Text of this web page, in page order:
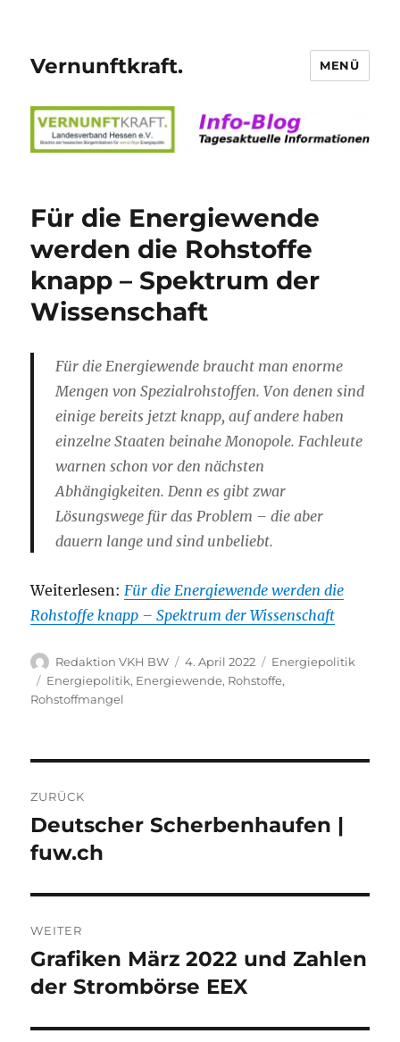
Vernunftkraft. MENÜ
Für die Energiewende
werden die Rohstoffe
knapp – Spektrum der
Wissenschaft
Für die Energiewende braucht man enorme
Mengen von Spezialrohstoffen. Von denen sind
einige bereits jetzt knapp, auf andere haben
einzelne Staaten beinahe Monopole. Fachleute
warnen schon vor den nächsten
Abhängigkeiten. Denn es gibt zwar
Lösungswege für das Problem – die aber
dauern lange und sind unbeliebt.
Weiterlesen: Für die Energiewende werden die
Rohstoffe knapp – Spektrum der Wissenschaft
Autor
Redaktion VKH BW
Veröffentlicht
am
4. April 2022 Kategorien
Energiepolitik
Schlagwörter
Energiepolitik, Energiewende, Rohstoffe,
Rohstoffmangel
ZURÜCK
Vorheriger
Beitrag:
Deutscher Scherbenhaufen |
fuw.ch
WEITER
Nächster
Beitrag:
Grafiken März 2022 und Zahlen
der Strombörse EEX